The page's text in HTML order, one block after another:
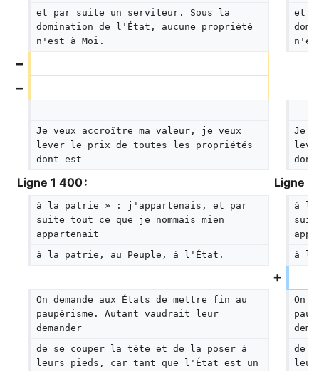
et par suite un serviteur. Sous la
domination de l'État, aucune propriété
n'est à Moi.
et
Je veux accroître ma valeur, je veux
lever le prix de toutes les propriétés
dont est
Je
Ligne 1 400 : Ligne 1
à la patrie » : j'appartenais, et par
suite tout ce que je nommais mien
appartenait
à
à la patrie, au Peuple, à l'État.
à
On demande aux États de mettre fin au
paupérisme. Autant vaudrait leur
demander
On
de se couper la tête et de la poser à
leurs pieds, car tant que l'État est un
de